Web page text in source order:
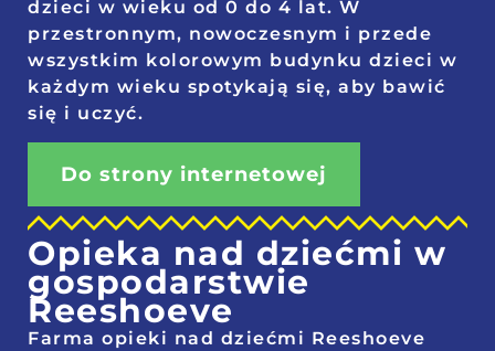
dzieci w wieku od 0 do 4 lat. W
przestronnym, nowoczesnym i przede
wszystkim kolorowym budynku dzieci w
każdym wieku spotykają się, aby bawić
się i uczyć.
Do strony internetowej
Opieka nad dziećmi w
gospodarstwie
Reeshoeve
Farma opieki nad dziećmi Reeshoeve